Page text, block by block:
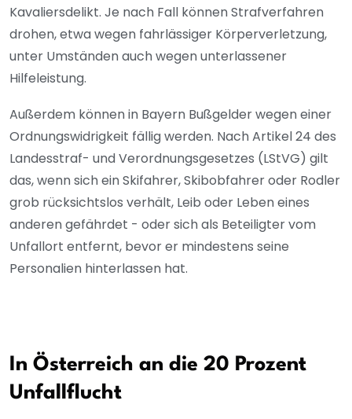
Kavaliersdelikt. Je nach Fall können Strafverfahren
drohen, etwa wegen fahrlässiger Körperverletzung,
unter Umständen auch wegen unterlassener
Hilfeleistung.
Außerdem können in Bayern Bußgelder wegen einer
Ordnungswidrigkeit fällig werden. Nach Artikel 24 des
Landesstraf- und Verordnungsgesetzes (LStVG) gilt
das, wenn sich ein Skifahrer, Skibobfahrer oder Rodler
grob rücksichtslos verhält, Leib oder Leben eines
anderen gefährdet - oder sich als Beteiligter vom
Unfallort entfernt, bevor er mindestens seine
Personalien hinterlassen hat.
In Österreich an die 20 Prozent
Unfallflucht